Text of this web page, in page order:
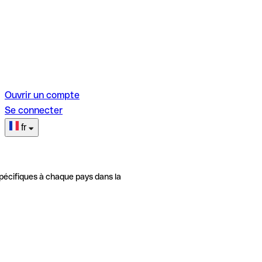
Ouvrir un compte
Se connecter
fr
à chaque pays dans la